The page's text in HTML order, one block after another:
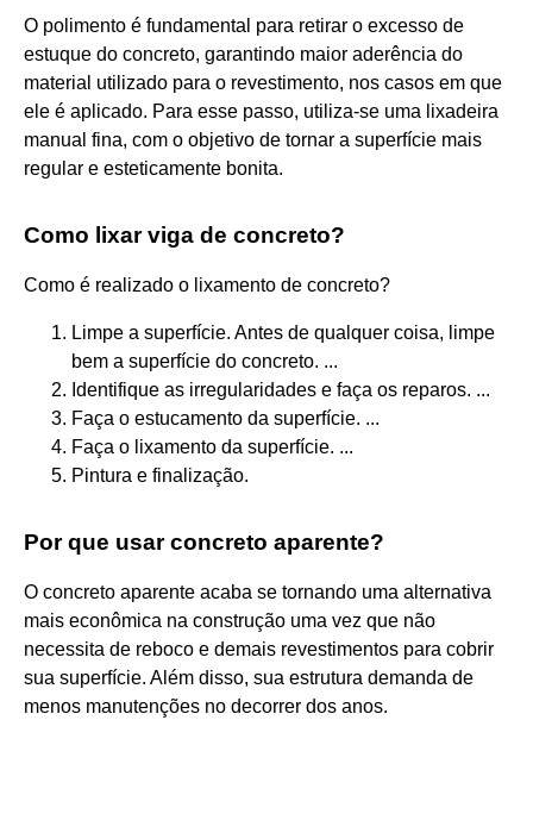
O polimento é fundamental para retirar o excesso de
estuque do concreto, garantindo maior aderência do
material utilizado para o revestimento, nos casos em que
ele é aplicado. Para esse passo, utiliza-se uma lixadeira
manual fina, com o objetivo de tornar a superfície mais
regular e esteticamente bonita.
Como lixar viga de concreto?
Como é realizado o lixamento de concreto?
Limpe a superfície. Antes de qualquer coisa, limpe
bem a superfície do concreto. ...
Identifique as irregularidades e faça os reparos. ...
Faça o estucamento da superfície. ...
Faça o lixamento da superfície. ...
Pintura e finalização.
Por que usar concreto aparente?
O concreto aparente acaba se tornando uma alternativa
mais econômica na construção uma vez que não
necessita de reboco e demais revestimentos para cobrir
sua superfície. Além disso, sua estrutura demanda de
menos manutenções no decorrer dos anos.